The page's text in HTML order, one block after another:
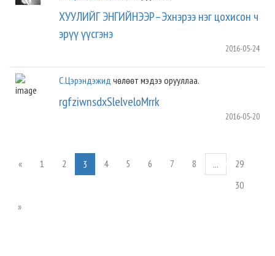
ХУУЛИЙГ ЭНГИЙНЭЭР–Эхнэрээ нэг цохисон ч
эрүү үүсгэнэ
2016-05-24
С.Цэрэндэжид чөлөөт мэдээ орууллаа.
rgfziwnsdxSlelveloMrrk
2016-05-20
« 1 2 3 4 5 6 7 8 ...
29
30
»